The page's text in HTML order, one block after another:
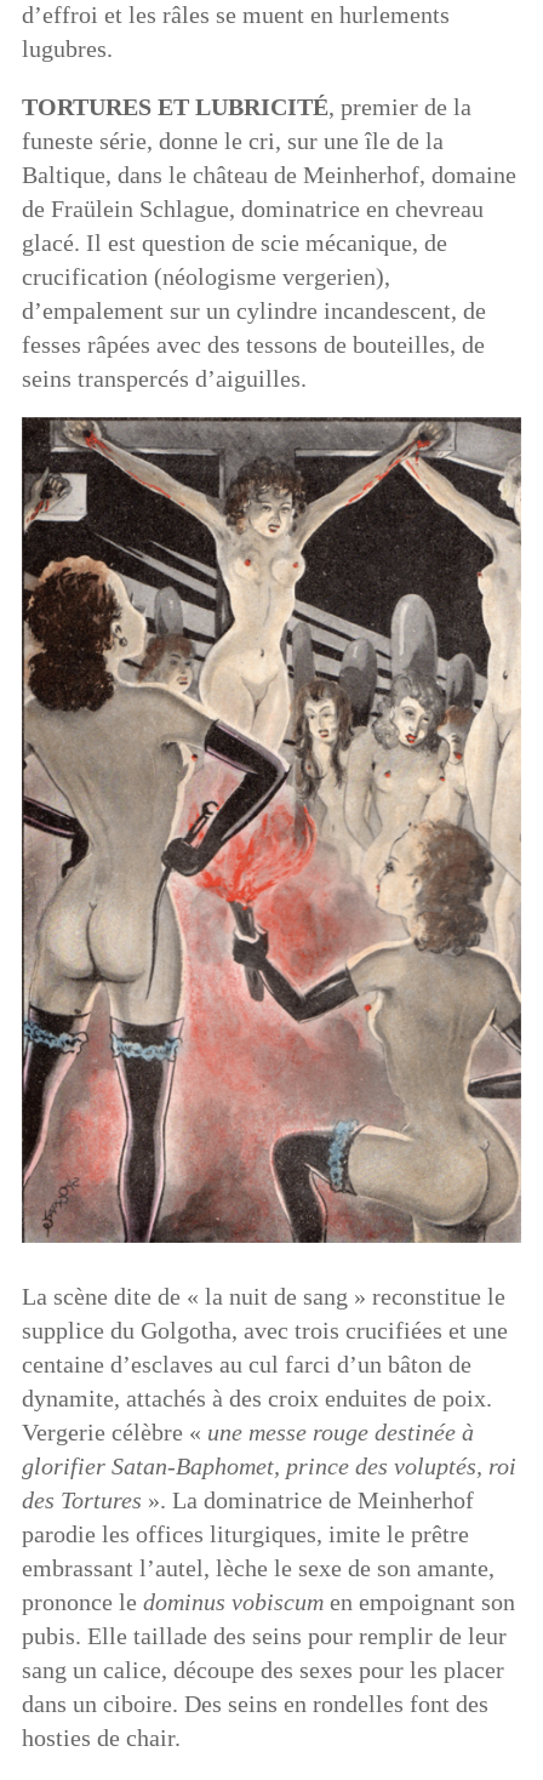
d’effroi et les râles se muent en hurlements
lugubres.
TORTURES ET LUBRICITÉ, premier de la
funeste série, donne le cri, sur une île de la
Baltique, dans le château de Meinherhof, domaine
de Fraülein Schlague, dominatrice en chevreau
glacé. Il est question de scie mécanique, de
crucification (néologisme vergerien),
d’empalement sur un cylindre incandescent, de
fesses râpées avec des tessons de bouteilles, de
seins transpercés d’aiguilles.
La scène dite de « la nuit de sang » reconstitue le
supplice du Golgotha, avec trois crucifiées et une
centaine d’esclaves au cul farci d’un bâton de
dynamite, attachés à des croix enduites de poix.
Vergerie célèbre « une messe rouge destinée à
glorifier Satan-Baphomet, prince des voluptés, roi
des Tortures ». La dominatrice de Meinherhof
parodie les offices liturgiques, imite le prêtre
embrassant l’autel, lèche le sexe de son amante,
prononce le dominus vobiscumen empoignant son
pubis. Elle taillade des seins pour remplir de leur
sang un calice, découpe des sexes pour les placer
dans un ciboire. Des seins en rondelles font des
hosties de chair.